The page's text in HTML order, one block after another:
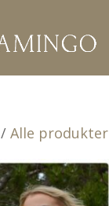
/Alle produkter